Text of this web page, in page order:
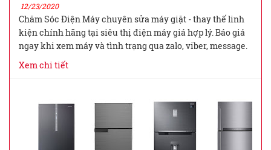
12/23/2020
Chăm Sóc Điện Máy chuyên sửa máy giặt - thay thế linh
kiện chính hãng tại siêu thị điện máy giá hợp lý. Báo giá
ngay khi xem máy và tình trạng qua zalo, viber, message.
Xem chi tiết